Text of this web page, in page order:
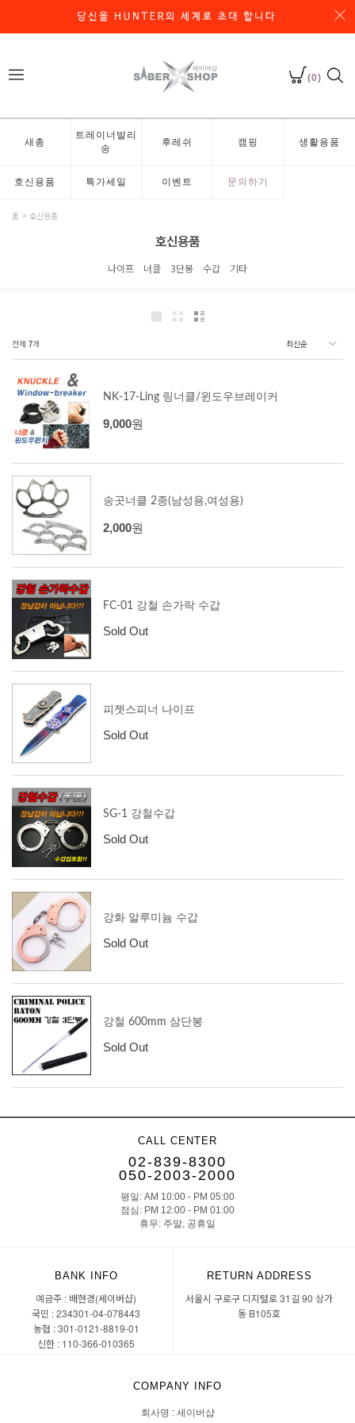
(0)
새총
트레이너발리
송
후레쉬 캠핑 생활용품
호신용품 특가세일 이벤트 문의하기
홈 호신용품
호신용품
나이프 너클 3단봉 수갑 기타
전체 7개
NK-17-Ling 링너클/윈도우브레이커
9,000원
송곳너클 2종(남성용,여성용)
2,000원
FC-01 강철 손가락 수갑
Sold Out
피젯스피너 나이프
Sold Out
SG-1 강철수갑
Sold Out
강화 알루미늄 수갑
Sold Out
강철 600mm 삼단봉
Sold Out
CALL CENTER
02-839-8300
050-2003-2000
평일: AM 10:00 - PM 05:00
점심: PM 12:00 - PM 01:00
휴무: 주말, 공휴일
BANK INFO
예금주 : 배현경(세이버샵)
국민 : 234301-04-078443
농협 : 301-0121-8819-01
신한 : 110-366-010365
RETURN ADDRESS
서울시 구로구 디지털로 31길 90 상가
동 B105호
COMPANY INFO
회사명 : 세이버샵